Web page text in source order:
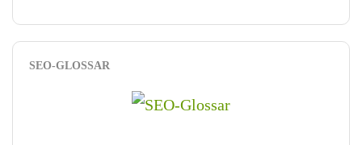
SEO-GLOSSAR